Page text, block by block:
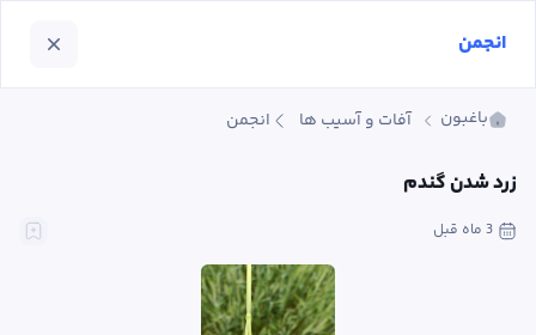
باغبون آفات و آسیب ها انجمن
زرد شدن گندم
3 ماه قبل
انجمن